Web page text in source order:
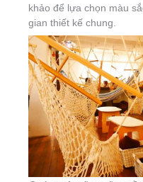
khảo để lựa chọn màu
gian thiết kế chung.